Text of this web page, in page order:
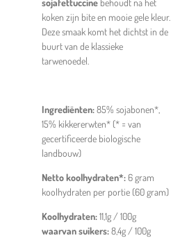
sojafettuccine behoudt na het
koken zijn bite en mooie gele kleur.
Deze smaak komt het dichtst in de
buurt van de klassieke
tarwenoedel.
Ingrediënten:85% sojabonen*,
15% kikkererwten* (* = van
gecertificeerde biologische
landbouw)
Netto koolhydraten*:6 gram
koolhydraten per portie (60 gram)
Koolhydraten:11,1g / 100g
waarvan suikers:8,4g / 100g